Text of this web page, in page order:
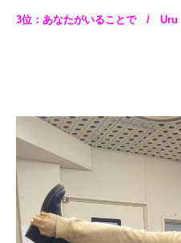
3位：あなたがいることで / Uru